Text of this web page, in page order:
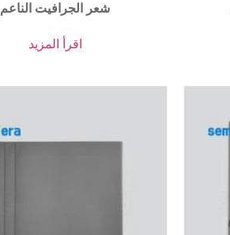
شعر الجرافيت الناعم
اقرأ المزيد